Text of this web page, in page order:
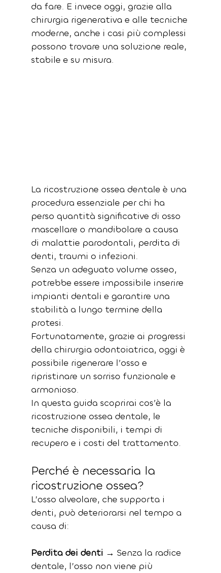
da fare. E invece oggi, grazie alla
chirurgia rigenerativa e alle tecniche
moderne, anche i casi più complessi
possono trovare una soluzione reale,
stabile e su misura.
La ricostruzione ossea dentale è una
procedura essenziale per chi ha
perso quantità significative di osso
mascellare o mandibolare a causa
di malattie parodontali, perdita di
denti, traumi o infezioni.
Senza un adeguato volume osseo,
potrebbe essere impossibile inserire
impianti dentali e garantire una
stabilità a lungo termine della
protesi.
Fortunatamente, grazie ai progressi
della chirurgia odontoiatrica, oggi è
possibile rigenerare l’osso e
ripristinare un sorriso funzionale e
armonioso.
In questa guida scoprirai cos’è la
ricostruzione ossea dentale, le
tecniche disponibili, i tempi di
recupero e i costi del trattamento.
Perché è necessaria la
ricostruzione ossea?
L’osso alveolare, che supporta i
denti, può deteriorarsi nel tempo a
causa di:
Perdita dei denti → Senza la radice
dentale, l’osso non viene più